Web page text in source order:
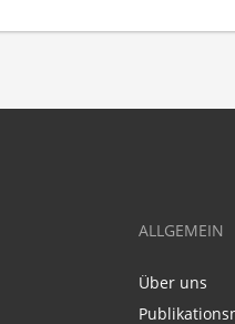
ALLGEMEIN
Über uns